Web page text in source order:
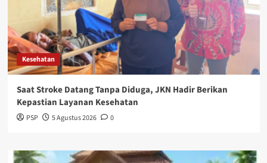
Kesehatan
Saat Stroke Datang Tanpa Diduga, JKN Hadir Berikan
Kepastian Layanan Kesehatan
PSP 5 Agustus 2026 0